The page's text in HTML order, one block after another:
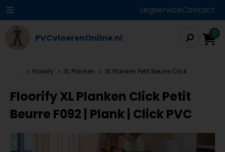
LegserviceContact
PVCvloerenOnline.nl 0
... Floorify XL Planken XL Planken Petit Beurre Click
Floorify XL Planken Click Petit
Beurre F092 | Plank | Click PVC